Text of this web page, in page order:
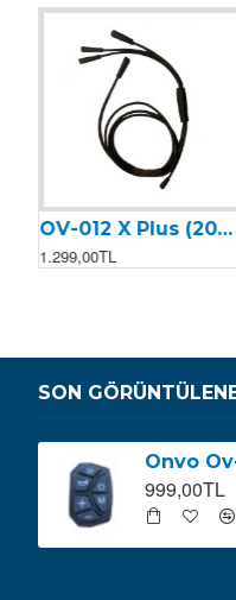
OV-012 X Plus (2024) Yedek Parça
1.299,00TL
2.499,00TL
SON
999,00TL